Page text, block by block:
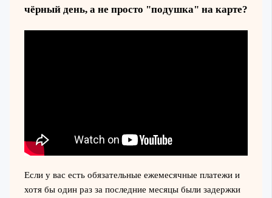
чёрный день, а не просто "подушка" на карте?
Если у вас есть обязательные ежемесячные платежи и
хотя бы один раз за последние месяцы были задержки